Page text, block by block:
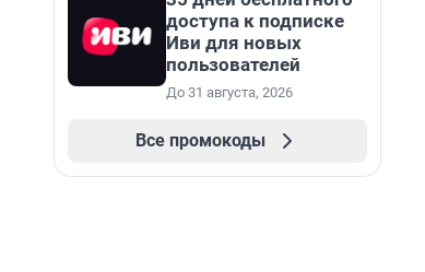
доступа к подписке
Иви для новых
пользователей
До 31 августа, 2026
Все промокоды